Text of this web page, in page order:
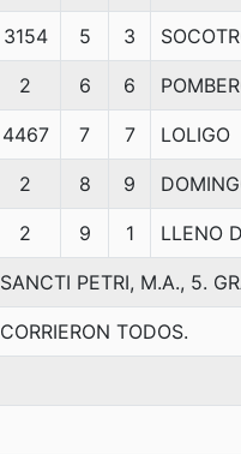
3154 5 3
2 6 6
4467 7 7 LOLIGO
2 8 9
2 9 1 LLENO
SANCTI PETRI, M.A., 5.
CORRIERON TODOS.